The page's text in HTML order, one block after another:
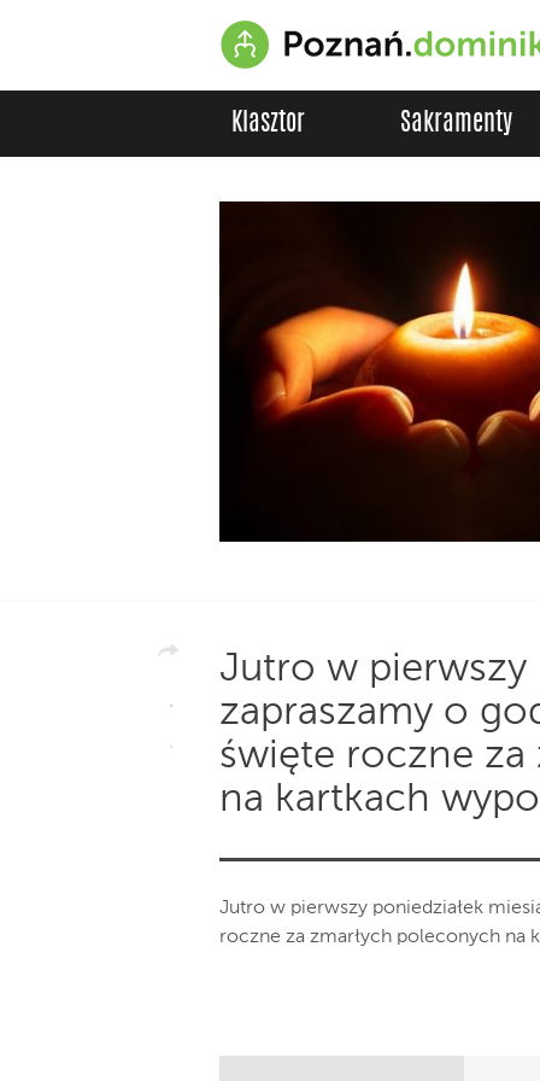
Klasztor Sakramenty
Jutro w pierwszy
zapraszamy o
święte roczne za
na kartkach
Jutro w pierwszy poniedziałek
roczne za zmarłych poleconych na